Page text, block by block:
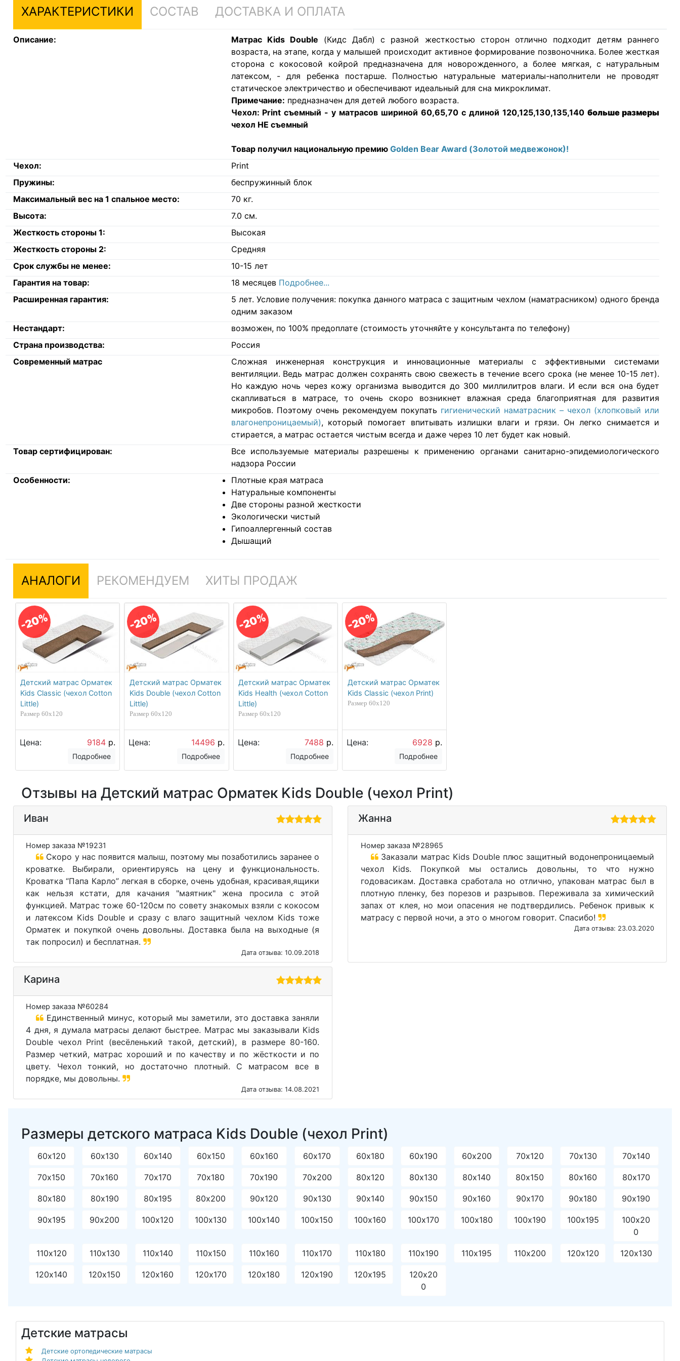
ХАРАКТЕРИСТИКИ СОСТАВ ДОСТАВКА И ОПЛАТА
Описание: Матрас Kids Double (Кидс Дабл) с разной жесткостью сторон отлично подходит детям раннего
возраста, на этапе, когда у малышей происходит активное формирование позвоночника. Более жесткая
сторона с кокосовой койрой предназначена для новорожденного, а более мягкая, с натуральным
латексом, - для ребенка постарше. Полностью натуральные материалы-наполнители не проводят
статическое электричество и обеспечивают идеальный для сна микроклимат.
Примечание: предназначен для детей любого возраста.
Чехол: Print съемный - у матрасов шириной 60,65,70 с длиной 120,125,130,135,140 больше размеры
чехол НЕ съемный
Товар получил национальную премию Golden Bear Award (Золотой медвежонок)!
Чехол:
Print
Пружины:
беспружинный блок
Максимальный вес на 1 спальное место:
70 кг.
Высота:
7.0 см.
Жесткость стороны 1:
Высокая
Жесткость стороны 2:
Средняя
Срок службы не менее:
10-15 лет
Гарантия на товар:
18 месяцев Подробнее...
Расширенная гарантия:
5 лет. Условие получения: покупка данного матраса с защитным чехлом (наматрасником) одного бренда
одним заказом
Нестандарт:
возможен, по 100% предоплате (стоимость уточняйте у консультанта по телефону)
Страна производства:
Россия
Современный матрас
Cложная инженерная конструкция и инновационные материалы с эффективными системами
вентиляции. Ведь матрас должен сохранять свою свежесть в течение всего срока (не менее 10-15 лет).
Но каждую ночь через кожу организма выводится до 300 миллилитров влаги. И если вся она будет
скапливаться в матрасе, то очень скоро возникнет влажная среда благоприятная для развития
микробов. Поэтому очень рекомендуем покупать гигиенический наматрасник – чехол (хлопковый или
влагонепроницаемый), который помогает впитывать излишки влаги и грязи. Он легко снимается и
стирается, а матрас остается чистым всегда и даже через 10 лет будет как новый.
Товар сертифицирован:
Все используемые материалы разрешены к применению органами санитарно-эпидемиологического
надзора России
Особенности:
Плотные края матраса
Натуральные компоненты
Две стороны разной жесткости
Экологически чистый
Гипоаллергенный состав
Дышащий
АНАЛОГИ РЕКОМЕНДУЕМ ХИТЫ ПРОДАЖ
-20%
Детский матрас Орматек
Kids Classic (чехол Cotton
Little)
Размер 60х120
Цена: 9184 р.
Подробнее
-20%
Детский матрас Орматек
Kids Double (чехол Cotton
Little)
Размер 60х120
Цена: 14496 р.
Подробнее
-20%
Детский матрас Орматек
Kids Health (чехол Cotton
Little)
Размер 60х120
Цена: 7488 р.
Подробнее
-20%
Детский матрас Орматек
Kids Classic (чехол Print)
Размер 60х120
Цена: 6928 р.
Подробнее
Отзывы на Детский матрас Орматек Kids Double (чехол Print)
Иван
Номер заказа №19231
Скоро у нас появится малыш, поэтому мы позаботились заранее о
кроватке. Выбирали, ориентируясь на цену и функциональность.
Кроватка “Папа Карло” легкая в сборке, очень удобная, красивая,ящики
как нельзя кстати, для качания "маятник" жена просила с этой
функцией. Матрас тоже 60-120см по совету знакомых взяли с кокосом
и латексом Kids Double и сразу с влаго защитный чехлом Kids тоже
Орматек и покупкой очень довольны. Доставка была на выходные (я
так попросил) и бесплатная.
Дата отзыва: 10.09.2018
Жанна
Номер заказа №28965
Заказали матрас Kids Double плюс защитный водонепроницаемый
чехол Kids. Покупкой мы остались довольны, то что нужно
годовасикам. Доставка сработала но отлично, упакован матрас был в
плотную пленку, без порезов и разрывов. Переживала за химический
запах от клея, но мои опасения не подтвердились. Ребенок привык к
матрасу с первой ночи, а это о многом говорит. Спасибо!
Дата отзыва: 23.03.2020
Карина
Номер заказа №60284
Единственный минус, который мы заметили, это доставка заняли
4 дня, я думала матрасы делают быстрее. Матрас мы заказывали Kids
Double чехол Print (весёленький такой, детский), в размере 80-160.
Размер четкий, матрас хороший и по качеству и по жёсткости и по
цвету. Чехол тонкий, но достаточно плотный. С матрасом все в
порядке, мы довольны.
Дата отзыва: 14.08.2021
Размеры детского матраса Kids Double (чехол Print)
60х120 60х130 60х140 60х150 60х160 60х170 60х180 60х190 60х200 70х120 70х130 70х140
70х150 70х160 70х170 70х180 70х190 70х200 80х120 80х130 80х140 80х150 80х160 80х170
80х180 80х190 80х195 80х200 90х120 90х130 90х140 90х150 90х160 90х170 90х180 90х190
90х195 90х200 100х120 100х130 100х140 100х150 100х160 100х170 100х180 100х190 100х195
100х20
0
110х120 110х130 110х140 110х150 110х160 110х170 110х180 110х190 110х195 110х200 120х120 120х130
120х140 120х150 120х160 120х170 120х180 120х190 120х195
120х20
0
Детские матрасы
Детские ортопедические матрасы